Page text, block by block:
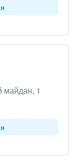
майдан, 1